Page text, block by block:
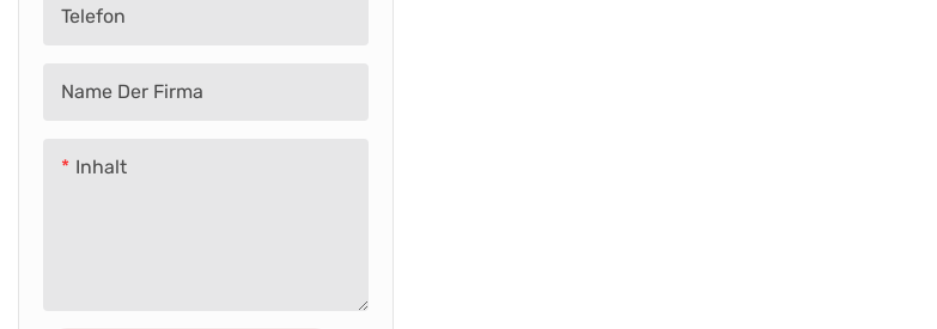
Dreirad
Telefon
Name Der Firma
Inhalt